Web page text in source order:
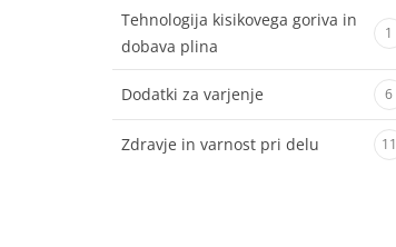
Tehnologija kisikovega goriva in
dobava plina
1
Dodatki za varjenje 6
Zdravje in varnost pri delu 11